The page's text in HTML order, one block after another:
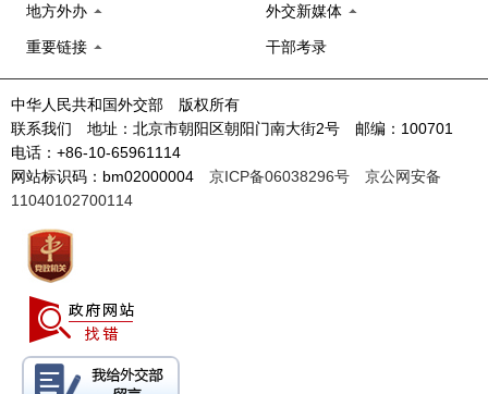
地方外办 外交新媒体
重要链接 干部考录
中华人民共和国外交部 版权所有
联系我们 地址：北京市朝阳区朝阳门南大街2号 邮编：100701
电话：+86-10-65961114
网站标识码：bm02000004 京ICP备06038296号
京公网安备
11040102700114